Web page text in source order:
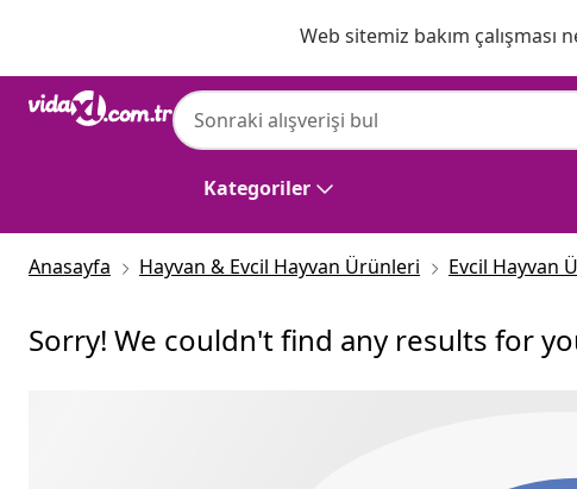
Web sitemiz bakım çalışması
Kategoriler
Anasayfa Hayvan & Evcil Hayvan Ürünleri Evcil Hayvan
Sorry! We couldn't find any results for